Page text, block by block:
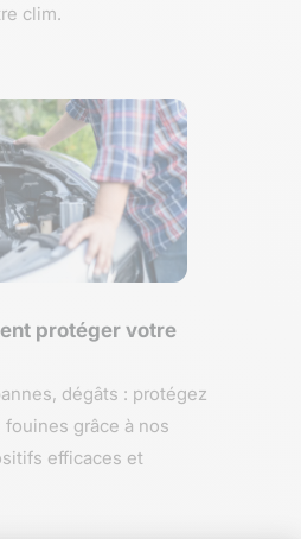
clim.
protéger votre
dégâts : protégez
grâce à nos
efficaces et